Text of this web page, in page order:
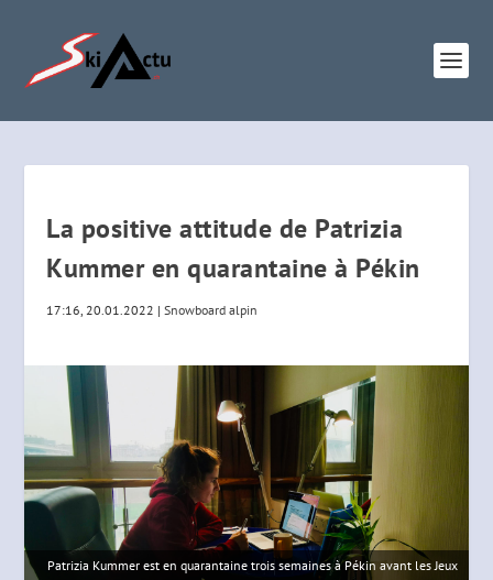
La positive attitude de Patrizia
Kummer en quarantaine à Pékin
17:16, 20.01.2022 |Snowboard alpin
Patrizia Kummer est en quarantaine trois semaines à Pékin avant les Jeux